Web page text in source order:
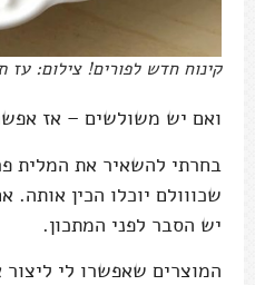
קינוח חדש לפורים! צילום: עז
ואם יש משולשים – אז
בחרתי להשאיר את המלית
שכווולם יוכלו הכין
יש הסבר לפני המתכון.
המוצרים שאפשרו לי